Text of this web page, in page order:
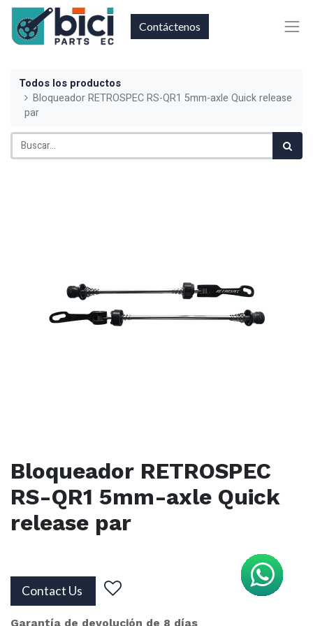
Contáctenos
Todos los productos
Bloqueador RETROSPEC RS-QR1 5mm-axle Quick release
par
Bloqueador RETROSPEC
RS-QR1 5mm-axle Quick
release par
Contact Us
Garantía de devolución de 8 días